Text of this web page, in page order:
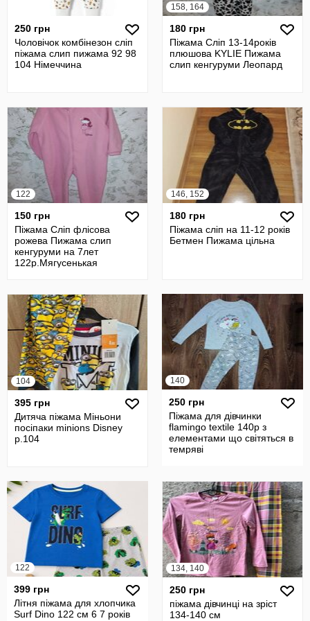
250 грн
Чоловічок комбінезон сліп
піжама слип пижама 92 98
104 Німеччина
158, 164
180 грн
Піжама Сліп 13-14років
плюшова KYLIE Пижама
слип кенгуруми Леопард
122
150 грн
Піжама Сліп флісова
рожева Пижама слип
кенгуруми на 7лет
122р.Мягусенькая
146, 152
180 грн
Піжама сліп на 11-12 років
Бетмен Пижама цільна
104
395 грн
Дитяча піжама Міньони
посіпаки minions Disney
р.104
140
250 грн
Піжама для дівчинки
flamingo textile 140р з
елементами що світяться в
темряві
122
399 грн
Літня піжама для хлопчика
Surf Dino 122 см 6 7 років
134, 140
250 грн
піжама дівчинці на зріст
134-140 см